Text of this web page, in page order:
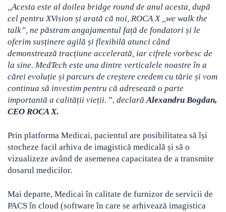
,,Acesta este al doilea bridge round de anul acesta, după
cel pentru XVision și arată că noi, ROCA X ,,we walk the
talk”, ne păstram angajamentul față de fondatori și le
oferim susținere agilă și flexibilă atunci când
demonstrează tracțiune accelerată, iar cifrele vorbesc de
la sine. MedTech este una dintre verticalele noastre în a
cărei evoluție și parcurs de creștere credem cu tărie și vom
continua să investim pentru că adresează o parte
importantă a calității vieții. ”, declarăAlexandru Bogdan,
CEO ROCA X.
Prin platforma Medicai, pacientul are posibilitatea să își
stocheze facil arhiva de imagistică medicală și să o
vizualizeze având de asemenea capacitatea de a transmite
dosarul medicilor.
Mai departe, Medicai în calitate de furnizor de servicii de
PACS în cloud (software în care se arhivează imagistica